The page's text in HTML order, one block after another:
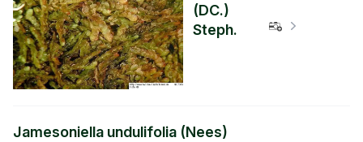
(DC.)
Steph.
Jamesoniella undulifolia (Nees)